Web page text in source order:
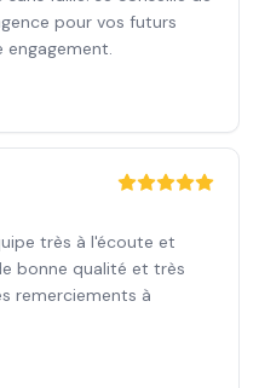
pour vos futurs
très à l'écoute et
bonne qualité et très
remerciements à